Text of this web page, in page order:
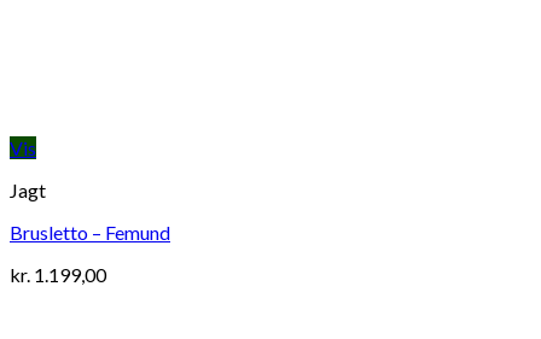
Vis
Jagt
Brusletto – Femund
kr. 1.199,00